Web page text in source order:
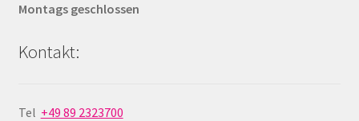
Montags geschlossen
Kontakt:
Tel +49 89 2323700